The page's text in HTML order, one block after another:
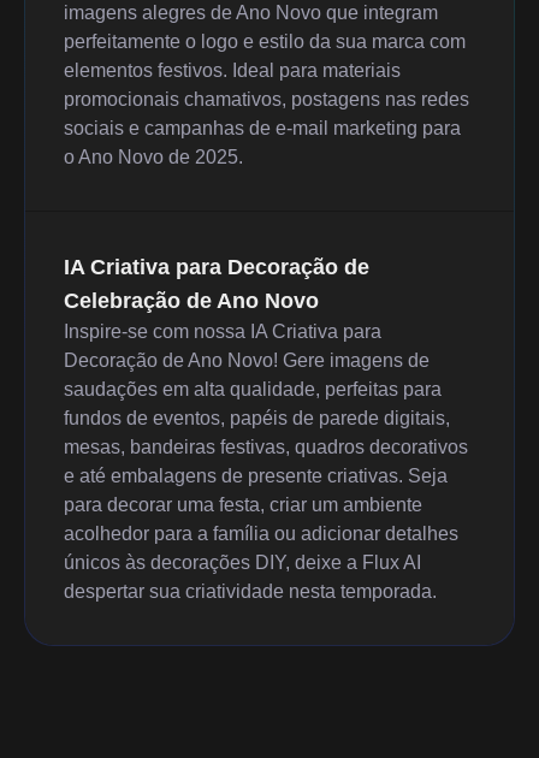
imagens alegres de Ano Novo que integram
perfeitamente o logo e estilo da sua marca com
elementos festivos. Ideal para materiais
promocionais chamativos, postagens nas redes
sociais e campanhas de e-mail marketing para
o Ano Novo de 2025.
IA Criativa para Decoração de
Celebração de Ano Novo
Inspire-se com nossa IA Criativa para
Decoração de Ano Novo! Gere imagens de
saudações em alta qualidade, perfeitas para
fundos de eventos, papéis de parede digitais,
mesas, bandeiras festivas, quadros decorativos
e até embalagens de presente criativas. Seja
para decorar uma festa, criar um ambiente
acolhedor para a família ou adicionar detalhes
únicos às decorações DIY, deixe a Flux AI
despertar sua criatividade nesta temporada.